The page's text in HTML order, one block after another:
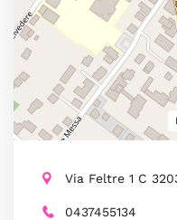
Via Feltre 1 C
0437455134